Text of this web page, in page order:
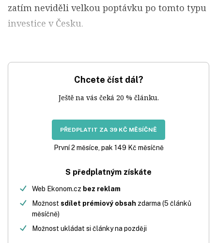
zatím neviděli velkou poptávku po tomto typu
investice v Česku.
Chcete číst dál?
Ještě na vás čeká 20 % článku.
PŘEDPLATIT ZA 39 KČ MĚSÍČNĚ
První 2 měsíce, pak 149 Kč měsíčně
S předplatným získáte
Web Ekonom.cz bez reklam
Možnost sdílet prémiový obsah zdarma (5 článků
měsíčně)
Možnost ukládat si články na později